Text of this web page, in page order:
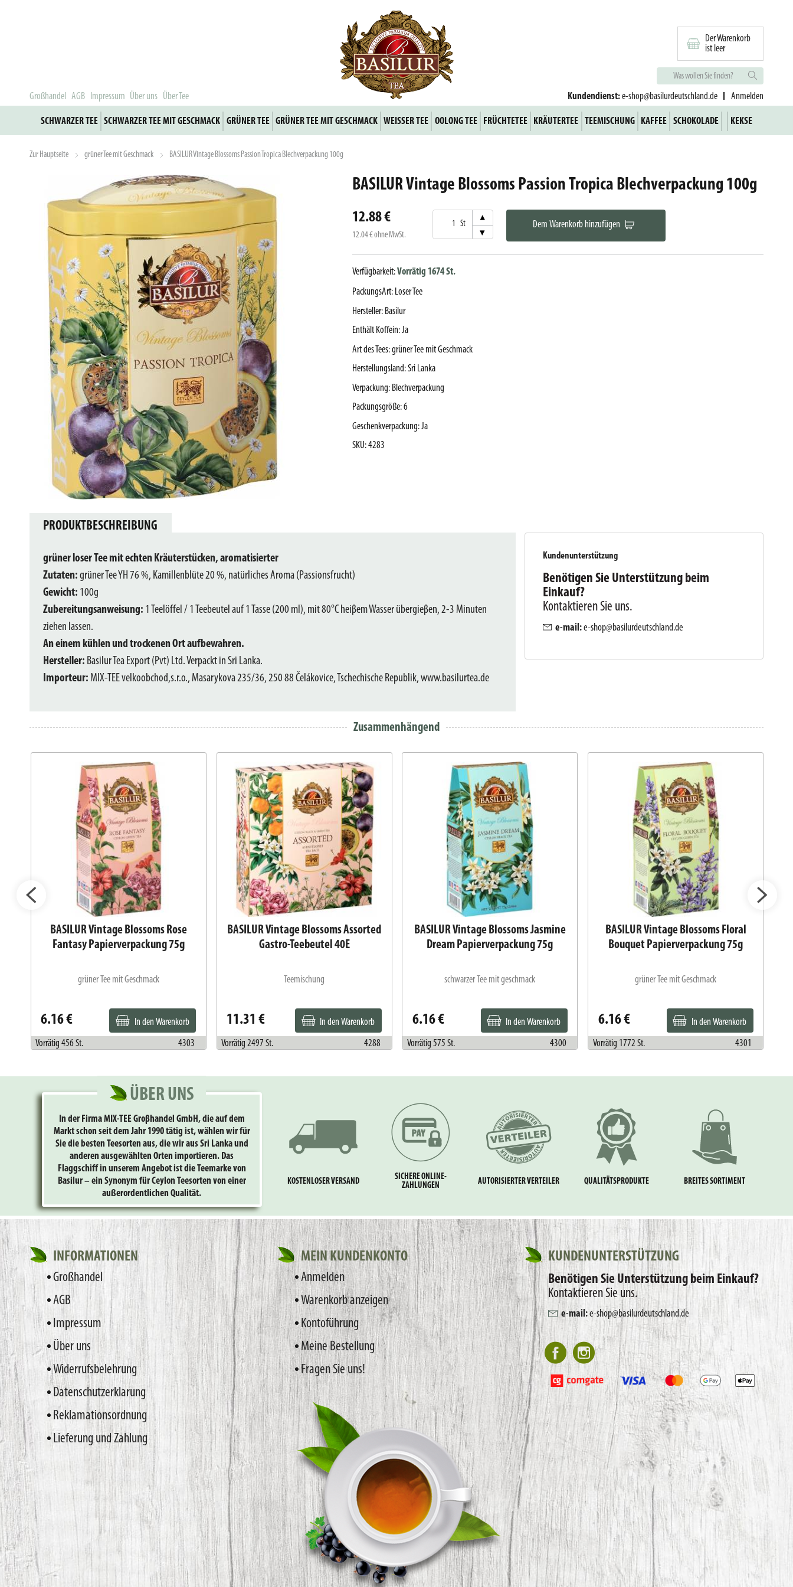
Großhandel AGB Impressum Über uns Über Tee
Der Warenkorb
ist leer
Kundendienst:e-shop@basilurdeutschland.de Anmelden
SCHWARZER TEE SCHWARZER TEE MIT GESCHMACK GRÜNER TEE GRÜNER TEE MIT GESCHMACK WEISSER TEE OOLONG TEE FRÜCHTETEE KRÄUTERTEE TEEMISCHUNG KAFFEE SCHOKOLADE KEKSE
Zur Hauptseite grüner Tee mit Geschmack BASILUR Vintage Blossoms Passion Tropica Blechverpackung 100g
BASILUR Vintage Blossoms Passion Tropica Blechverpackung 100g
12.88 €
12.04 €ohne MwSt.
St
▾
▾
Dem Warenkorb hinzufügen
Verfügbarkeit:Vorrätig 1674 St.
PackungsArt: Loser Tee
Hersteller: Basilur
Enthält Koffein:Ja
Art des Tees:grüner Tee mit Geschmack
Herstellungsland:Sri Lanka
Verpackung: Blechverpackung
Packungsgröße:6
Geschenkverpackung:Ja
SKU:4283
PRODUKTBESCHREIBUNG
grüner loser Tee mit echten Kräuterstücken, aromatisierter
Zutaten: grüner Tee YH 76 %, Kamillenblüte 20 %, natürliches Aroma (Passionsfrucht)
Gewicht: 100g
Zubereitungsanweisung: 1 Teelöffel / 1 Teebeutel auf 1 Tasse (200 ml), mit 80°C heiβem Wasser übergieβen, 2-3 Minuten
ziehen lassen.
An einem kühlen und trockenen Ort aufbewahren.
Hersteller: Basilur Tea Export (Pvt) Ltd. Verpackt in Sri Lanka.
Importeur: MIX-TEE velkoobchod,s.r.o., Masarykova 235/36, 250 88 Čelákovice, Tschechische Republik, www.basilurtea.de
Kundenunterstützung
Benötigen Sie Unterstützung beim
Einkauf?
Kontaktieren Sie uns.
e-mail:e-shop@basilurdeutschland.de
Zusammenhängend
BASILUR Vintage Blossoms Rose
Fantasy Papierverpackung 75g
grüner Tee mit Geschmack
6.16 € In den Warenkorb
Vorrätig 456 St. 4303
BASILUR Vintage Blossoms Assorted
Gastro-Teebeutel 40E
Teemischung
11.31 € In den Warenkorb
Vorrätig 2497 St. 4288
BASILUR Vintage Blossoms Jasmine
Dream Papierverpackung 75g
schwarzer Tee mit geschmack
6.16 € In den Warenkorb
Vorrätig 575 St. 4300
BASILUR Vintage Blossoms Floral
Bouquet Papierverpackung 75g
grüner Tee mit Geschmack
6.16 € In den Warenkorb
Vorrätig 1772 St. 4301
ÜBER UNS
In der Firma MIX-TEE Groβhandel GmbH, die auf dem
Markt schon seit dem Jahr 1990 tätig ist, wählen wir für
Sie die besten Teesorten aus, die wir aus Sri Lanka und
anderen ausgewählten Orten importieren. Das
Flaggschiff in unserem Angebot ist die Teemarke von
Basilur – ein Synonym für Ceylon Teesorten von einer
außerordentlichen Qualität.
KOSTENLOSER VERSAND
SICHERE ONLINE-
ZAHLUNGEN
AUTORISIERTER VERTEILER QUALITÄTSPRODUKTE BREITES SORTIMENT
INFORMATIONEN
Großhandel
AGB
Impressum
Über uns
Widerrufsbelehrung
Datenschutzerklarung
Reklamationsordnung
Lieferung und Zahlung
MEIN KUNDENKONTO
Anmelden
Warenkorb anzeigen
Kontoführung
Meine Bestellung
Fragen Sie uns!
KUNDENUNTERSTÜTZUNG
Benötigen Sie Unterstützung beim Einkauf?
Kontaktieren Sie uns.
e-mail:e-shop@basilurdeutschland.de